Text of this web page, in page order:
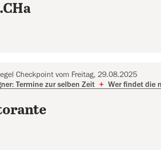
Checkpoint vom Freitag, 29.08.2025
Termine zur selben Zeit + Wer findet die